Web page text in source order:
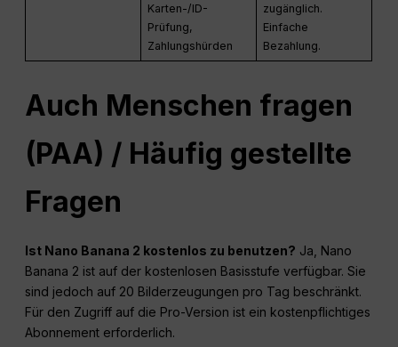
Karten-/ID-
Prüfung,
Zahlungshürden
zugänglich.
Einfache
Bezahlung.
Auch Menschen fragen
(PAA) / Häufig gestellte
Fragen
Ist Nano Banana 2 kostenlos zu benutzen? Ja, Nano
Banana 2 ist auf der kostenlosen Basisstufe verfügbar. Sie
sind jedoch auf 20 Bilderzeugungen pro Tag beschränkt.
Für den Zugriff auf die Pro-Version ist ein kostenpflichtiges
Abonnement erforderlich.